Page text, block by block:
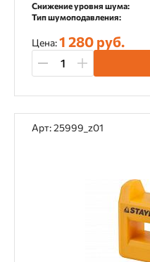
Снижение уровня шума:
Тип шумоподавления:
Цена:1 280 руб.
Арт: 25999_z01